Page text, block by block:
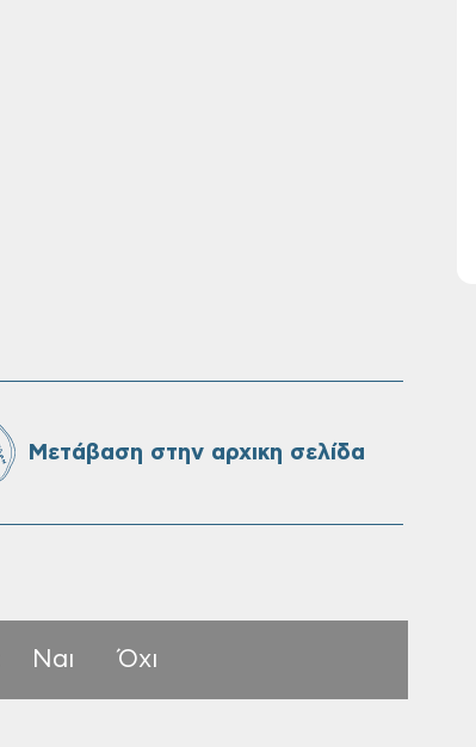
Μετάβαση στην αρχικη σελίδα
Ναι Όχι